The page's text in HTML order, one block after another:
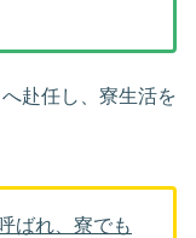
赴任し、寮生活を
ばれ、寮でも